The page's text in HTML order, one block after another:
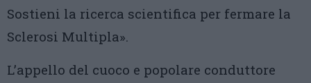
Sostieni la ricerca scientifica per fermare la
Sclerosi Multipla».
L’appello del cuoco e popolare conduttore